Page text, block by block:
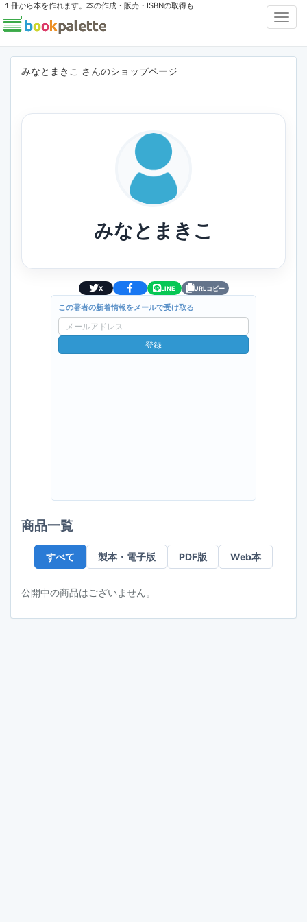
１冊から本を作れます。本の作成・販売・ISBNの取得も
みなとまきこ さんのショップページ
みなとまきこ
X LINE URLコピー
この著者の新着情報をメールで受け取る
ー
ル
登録
商品一覧
すべて 製本・電子版 PDF版 Web本
公開中の商品はございません。